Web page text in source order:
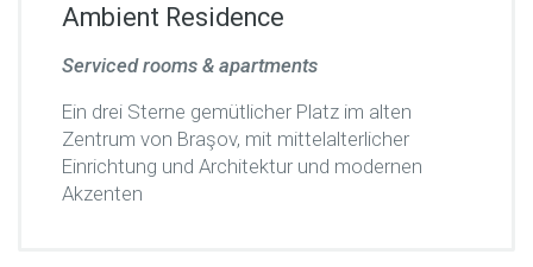
Ambient Residence
Serviced rooms & apartments
Ein drei Sterne gemütlicher Platz im alten
Zentrum von Braşov, mit mittelalterlicher
Einrichtung und Architektur und modernen
Akzenten